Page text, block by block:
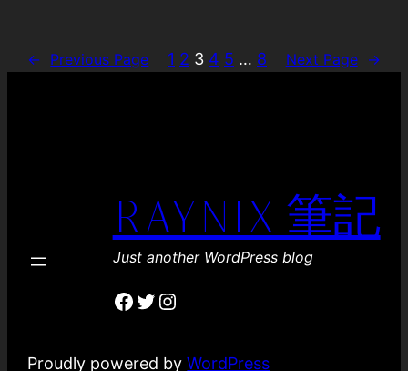
← Previous Page 1 2 3 4 5 … 8 Next Page →
RAYNIX 筆記
Just another WordPress blog
Facebook
Twitter
Instagram
Proudly powered byWordPress